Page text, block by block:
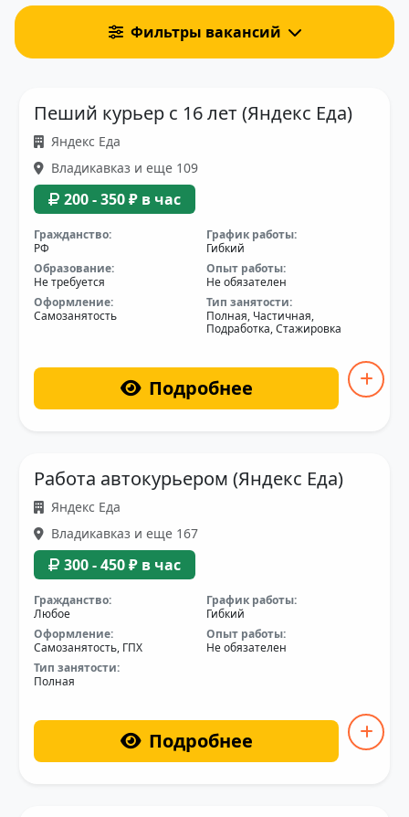
Фильтры вакансий
Пеший курьер с 16 лет (Яндекс Еда)
Яндекс Еда
Владикавказ и еще 109
200 - 350 ₽ в час
Гражданство:
РФ
График работы:
Гибкий
Образование:
Не требуется
Опыт работы:
Не обязателен
Оформление:
Самозанятость
Тип занятости:
Полная, Частичная,
Подработка, Стажировка
Подробнее
Работа автокурьером (Яндекс Еда)
Яндекс Еда
Владикавказ и еще 167
300 - 450 ₽ в час
Гражданство:
Любое
График работы:
Гибкий
Оформление:
Самозанятость, ГПХ
Опыт работы:
Не обязателен
Тип занятости:
Полная
Подробнее